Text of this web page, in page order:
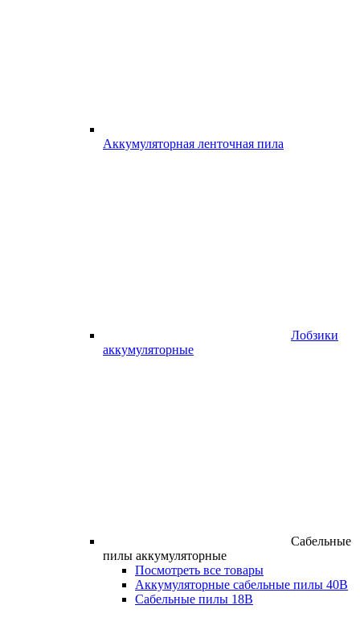
Аккумуляторная ленточная пила
Лобзики
аккумуляторные
Сабельные
пилы аккумуляторные
Посмотреть все товары
Аккумуляторные сабельные пилы 40В
Сабельные пилы 18В